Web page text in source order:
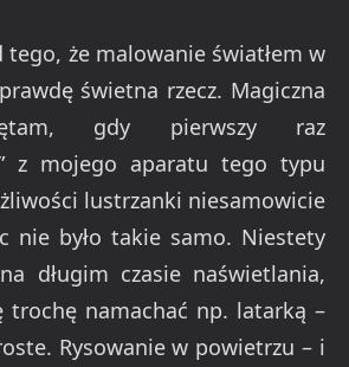
tego, że malowanie światłem w
świetna rzecz. Magiczna
gdy pierwszy raz
z mojego aparatu tego typu
lustrzanki niesamowicie
nie było takie samo. Niestety
długim czasie naświetlania,
trochę namachać np. latarką –
Rysowanie w powietrzu – i